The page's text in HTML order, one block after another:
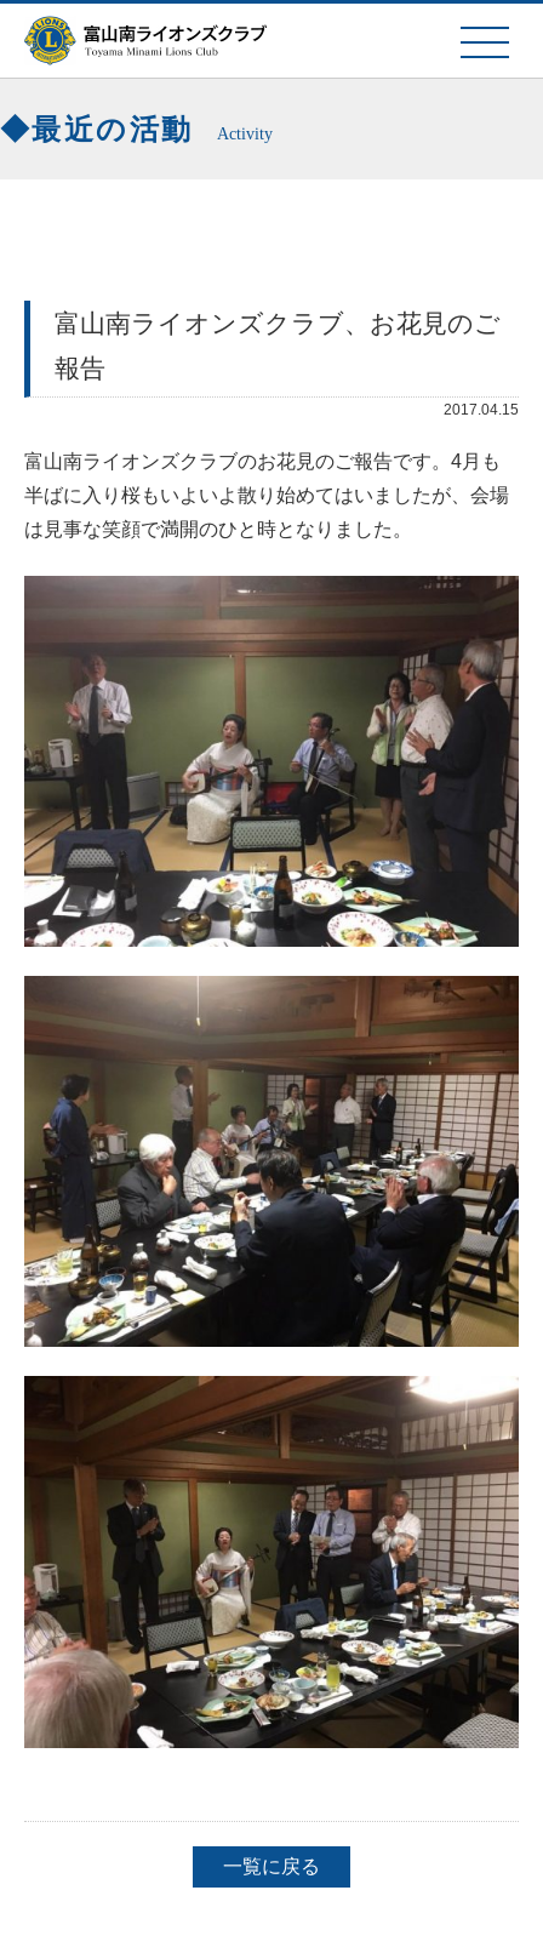
最近の活動 Activity
富山南ライオンズクラブ、お花見のご
報告
2017.04.15
富山南ライオンズクラブのお花見のご報告です。4月も
半ばに入り桜もいよいよ散り始めてはいましたが、会場
は見事な笑顔で満開のひと時となりました。
一覧に戻る